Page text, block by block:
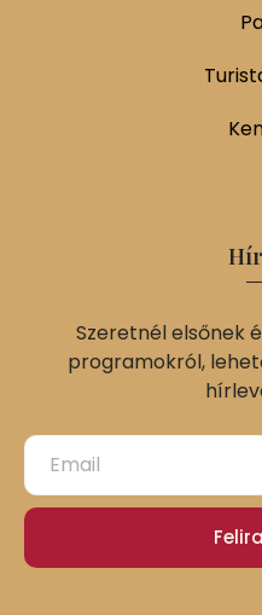
Szeretnél elsőnek
programokról,